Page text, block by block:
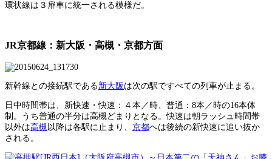
環状線は３扉車に統一される模様だ。
JR京都線：新大阪・高槻・京都方面
新幹線との接続駅である新大阪 は次の駅ですべての列車が止まる。
日中時間帯は、新快速・快速：４本／時、普通：8本／時の16本体
制。うち普通の半分は高槻どまりとなる。快速は朝ラッシュ時間帯
以外は高槻 以降は各駅に止まり、 京都へは後続の新快速に追い抜か
される。